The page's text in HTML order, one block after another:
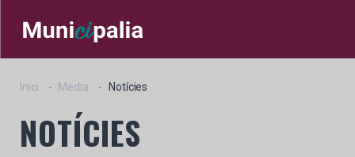
Inici Media Notícies
NOTÍCIES